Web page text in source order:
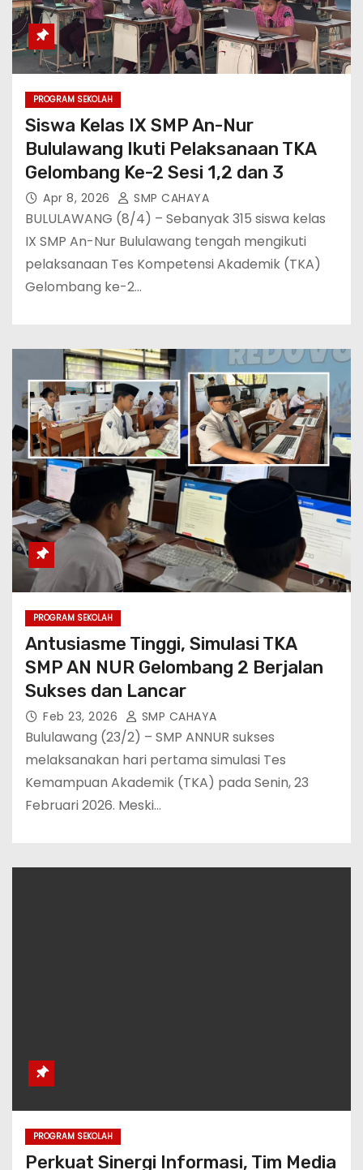
PROGRAM SEKOLAH
Siswa Kelas IX SMP An-Nur
Bululawang Ikuti Pelaksanaan TKA
Gelombang Ke-2 Sesi 1,2 dan 3
Apr 8, 2026 SMP CAHAYA
BULULAWANG (8/4) – Sebanyak 315 siswa kelas
IX SMP An-Nur Bululawang tengah mengikuti
pelaksanaan Tes Kompetensi Akademik (TKA)
Gelombang ke-2…
PROGRAM SEKOLAH
Antusiasme Tinggi, Simulasi TKA
SMP AN NUR Gelombang 2 Berjalan
Sukses dan Lancar
Feb 23, 2026 SMP CAHAYA
Bululawang (23/2) – SMP ANNUR sukses
melaksanakan hari pertama simulasi Tes
Kemampuan Akademik (TKA) pada Senin, 23
Februari 2026. Meski…
PROGRAM SEKOLAH
Perkuat Sinergi Informasi, Tim Media